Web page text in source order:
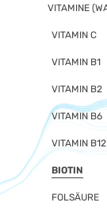
VITAMINE
VITAMIN C
VITAMIN B1
VITAMIN B2
VITAMIN B6
VITAMIN B12
BIOTIN
FOLSÄURE